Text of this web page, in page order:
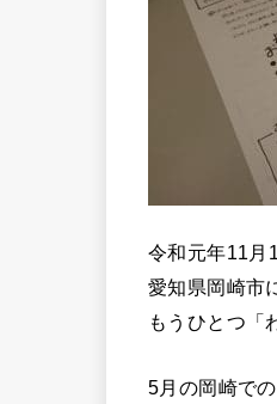
令和元年11月
愛知県岡崎市
もうひとつ「
5月の岡崎で